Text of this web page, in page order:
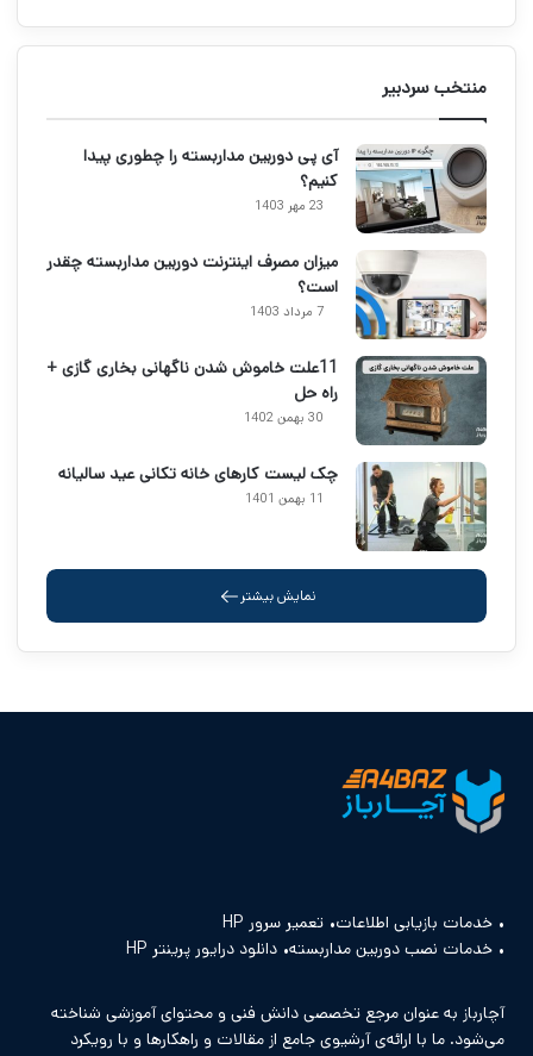
منتخب سردبیر
آی پی دوربین مداربسته را چطوری پیدا
کنیم؟
23 مهر 1403
میزان مصرف اینترنت دوربین مداربسته چقدر
است؟
7 مرداد 1403
11علت خاموش شدن ناگهانی بخاری گازی +
راه حل
30 بهمن 1402
چک لیست کارهای خانه تکانی عید سالیانه
11 بهمن 1401
نمایش بیشتر
خدمات بازیابی اطلاعات تعمیر سرور HP
خدمات نصب دوربین مداربسته دانلود درایور پرینتر HP
آچارباز به عنوان مرجع تخصصی دانش فنی و محتوای آموزشی شناخته
می‌شود. ما با ارائه‌ی آرشیوی جامع از مقالات و راهکارها و با رویکرد